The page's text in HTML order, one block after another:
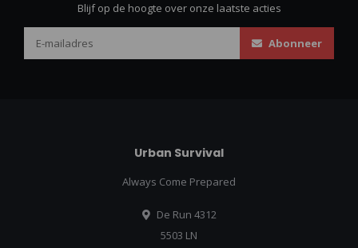
Blijf op de hoogte over onze laatste acties
Abonneer
Urban Survival
Always Come Prepared
De Run 4312
5503 LN